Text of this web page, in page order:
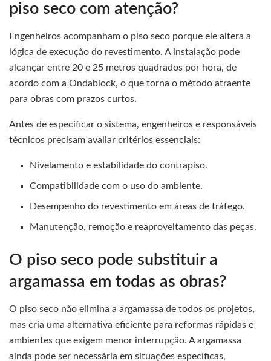
piso seco com atenção?
Engenheiros acompanham o piso seco porque ele altera a
lógica de execução do revestimento. A instalação pode
alcançar entre 20 e 25 metros quadrados por hora, de
acordo com a Ondablock, o que torna o método atraente
para obras com prazos curtos.
Antes de especificar o sistema, engenheiros e responsáveis
técnicos precisam avaliar critérios essenciais:
Nivelamento e estabilidade do contrapiso.
Compatibilidade com o uso do ambiente.
Desempenho do revestimento em áreas de tráfego.
Manutenção, remoção e reaproveitamento das peças.
O piso seco pode substituir a
argamassa em todas as obras?
O piso seco não elimina a argamassa de todos os projetos,
mas cria uma alternativa eficiente para reformas rápidas e
ambientes que exigem menor interrupção. A argamassa
ainda pode ser necessária em situações específicas,